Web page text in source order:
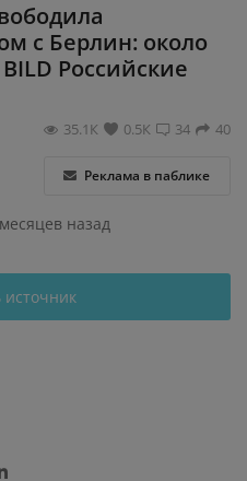
с Берлин: около
Российские
40
34
0.5К
35.1К
Реклама в паблике
назад
источник